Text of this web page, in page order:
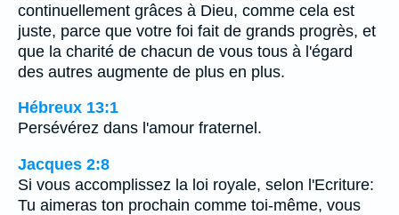
continuellement grâces à Dieu, comme cela est
juste, parce que votre foi fait de grands progrès, et
que la charité de chacun de vous tous à l'égard
des autres augmente de plus en plus.
Hébreux 13:1
Persévérez dans l'amour fraternel.
Jacques 2:8
Si vous accomplissez la loi royale, selon l'Ecriture:
Tu aimeras ton prochain comme toi-même, vous